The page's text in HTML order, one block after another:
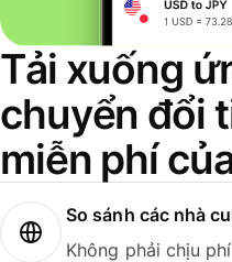
Tải xuống
chuyển đổi
miễn phí
So sánh các nhà
Không phải chịu